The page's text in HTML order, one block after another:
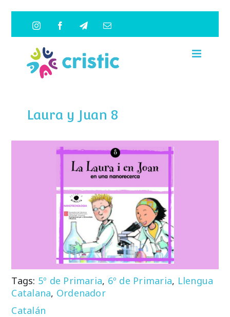
contenido
InstagramFacebookTelegramCorreo
Laura y Juan 8
Tags: 5º de Primaria, 6º de Primaria, Llengua
Catalana, Ordenador
Catalán